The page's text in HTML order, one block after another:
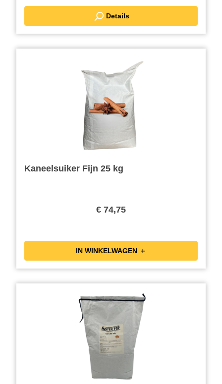
Details
Kaneelsuiker Fijn 25 kg
€ 74,75
IN WINKELWAGEN ＋